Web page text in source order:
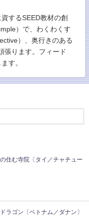
するSEED教材の創
）で、わくわくす
）、奥行きのある
張ります。フィード
す。
住む寺院〔タイ／チャチュー
ラゴン〔ベトナム／ダナン〕